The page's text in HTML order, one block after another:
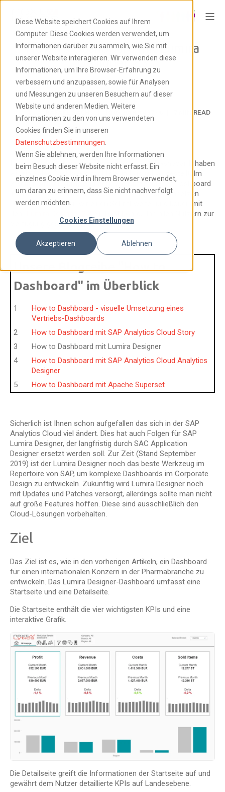
Diese Website speichert Cookies auf Ihrem
Computer. Diese Cookies werden verwendet, um
Informationen darüber zu sammeln, wie Sie mit
unserer Website interagieren. Wir verwenden diese
Informationen, um Ihre Browser-Erfahrung zu
verbessern und anzupassen, sowie für Analysen
und Messungen zu unseren Besuchern auf dieser
Website und anderen Medien. Weitere
Informationen zu den von uns verwendeten
Cookies finden Sie in unseren
Datenschutzbestimmungen
Wenn Sie ablehnen, werden Ihre Informationen
beim Besuch dieser Website nicht erfasst. Ein
einzelnes Cookie wird in Ihrem Browser verwendet,
um daran zu erinnern, dass Sie nicht nachverfolgt
werden möchten.
Cookies Einstellungen
Akzeptieren Ablehnen
How To Dashboard mit Lumira
Designer 2.3
MIN READ
Im ersten Artikel unserer Blogreihe “How to Dashboard” haben
wir ein Sales Dashboard fachlich und visuell vorgestellt. Im
Zweiten Artikel wurde erläutert, wie Nutzer dieses Dashboard
im “SelfService” mit SAP Analytics Cloud Story umsetzen
können. Jetzt gehen wir einen Schritt weiter und bauen mit
ein Dashboard, das allen Nutzern zur
Verfügung gestellt werden kann.
Unsere Blogreihe "How to
Dashboard" im Überblick
How to Dashboard - visuelle Umsetzung eines
Vertriebs-Dashboards
How to Dashboard mit SAP Analytics Cloud Story
How to Dashboard mit Lumira Designer
How to Dashboard mit SAP Analytics Cloud Analytics
Designer
How to Dashboard mit Apache Superset
Sicherlich ist Ihnen schon aufgefallen das sich in der SAP
Analytics Cloud viel ändert. Dies hat auch Folgen für SAP
Lumira Designer, der langfristig durch SAC Application
Designer ersetzt werden soll. Zur Zeit (Stand September
2019) ist der Lumira Designer noch das beste Werkzeug im
Repertoire von SAP, um komplexe Dashboards im Corporate
Design zu entwickeln. Zukünftig wird Lumira Designer noch
mit Updates und Patches versorgt, allerdings sollte man nicht
auf große Features hoffen. Diese sind ausschließlich den
Cloud-Lösungen vorbehalten.
Ziel
Das Ziel ist es, wie in den vorherigen Artikeln, ein Dashboard
für einen internationalen Konzern in der Pharmabranche zu
entwickeln. Das Lumira Designer-Dashboard umfasst eine
Startseite und eine Detailseite.
Die Startseite enthält die vier wichtigsten KPIs und eine
interaktive Grafik.
Die Detailseite greift die Informationen der Startseite auf und
gewährt dem Nutzer detaillierte KPIs auf Landesebene.